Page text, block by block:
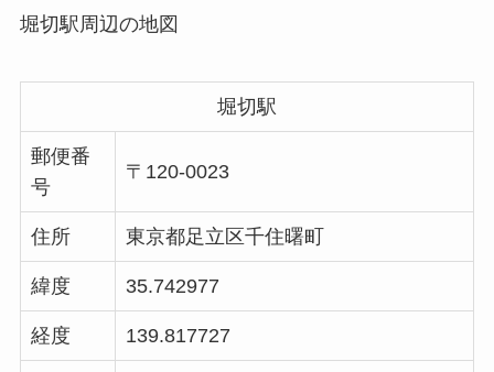
堀切駅周辺の地図
堀切駅
郵便番
号
〒120-0023
住所 東京都足立区千住曙町
緯度 35.742977
経度 139.817727